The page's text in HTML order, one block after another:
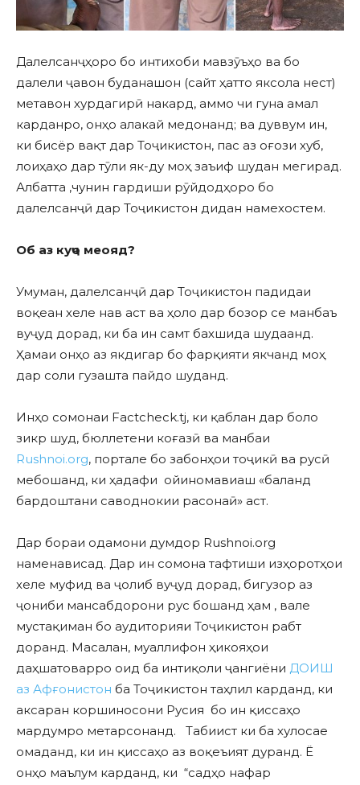
Далелсанҷҳоро бо интихоби мавзӯъҳо ва бо
далели ҷавон буданашон (сайт ҳатто яксола нест)
метавон хурдагирӣ накард, аммо чи гуна амал
карданро, онҳо алакай медонанд; ва дуввум ин,
ки бисёр вақт дар Тоҷикистон, пас аз оғози хуб,
лоиҳаҳо дар тӯли як-ду моҳ заъиф шудан мегирад.
Албатта ,чунин гардиши рӯйдодҳоро бо
далелсанҷӣ дар Тоҷикистон дидан намехостем.
Об аз куҷо меояд?
Умуман, далелсанҷӣ дар Тоҷикистон падидаи
воқеан хеле нав аст ва ҳоло дар бозор се манбаъ
вуҷуд дорад, ки ба ин самт бахшида шудаанд.
Ҳамаи онҳо аз якдигар бо фарқияти якчанд моҳ
дар соли гузашта пайдо шуданд.
Инҳо сомонаи Factcheck.tj, ки қаблан дар боло
зикр шуд, бюллетени коғазӣ ва манбаи
Rushnoi.org, портале бо забонҳои тоҷикӣ ва русӣ
мебошанд, ки ҳадафи ойиномавиаш «баланд
бардоштани саводнокии расонаӣ» аст.
Дар бораи одамони думдор Rushnoi.org
наменависад. Дар ин сомона тафтиши изҳоротҳои
хеле муфид ва ҷолиб вуҷуд дорад, бигузор аз
ҷониби мансабдорони рус бошанд ҳам , вале
мустақиман бо аудиторияи Тоҷикистон рабт
доранд. Масалан, муаллифон ҳикояҳои
даҳшатоварро оид ба интиқоли ҷангиёни ДОИШ
аз Афғонистон ба Тоҷикистон таҳлил карданд, ки
аксаран коршиносони Русия бо ин қиссаҳо
мардумро метарсонанд. Табиист ки ба хулосае
омаданд, ки ин қиссаҳо аз воқеъият дуранд. Ё
онҳо маълум карданд, ки “садҳо нафар